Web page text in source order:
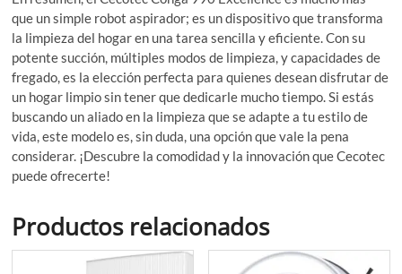
que un simple robot aspirador; es un dispositivo que transforma
la limpieza del hogar en una tarea sencilla y eficiente. Con su
potente succión, múltiples modos de limpieza, y capacidades de
fregado, es la elección perfecta para quienes desean disfrutar de
un hogar limpio sin tener que dedicarle mucho tiempo. Si estás
buscando un aliado en la limpieza que se adapte a tu estilo de
vida, este modelo es, sin duda, una opción que vale la pena
considerar. ¡Descubre la comodidad y la innovación que Cecotec
puede ofrecerte!
Productos relacionados